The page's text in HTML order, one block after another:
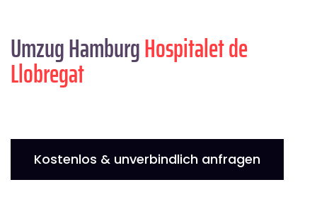
Umzug HamburgHospitalet de
Llobregat
Kostenlos & unverbindlich anfragen